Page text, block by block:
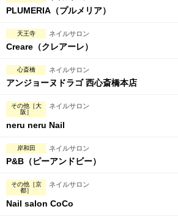
PLUMERIA（プルメリア）
天王寺 ネイルサロン
Creare（クレアーレ）
心斎橋 ネイルサロン
アンジョーヌドラゴ 西心斎橋本店
その他［大
阪］
ネイルサロン
neru neru Nail
岸和田 ネイルサロン
P&B（ピーアンドビー）
その他［京
都］
ネイルサロン
Nail salon CoCo